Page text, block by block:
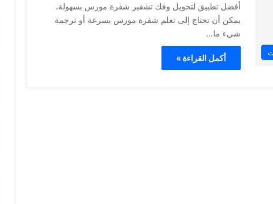
أفضل تطبيق لتحويل وفك تشفير شفرة مورس بسهولة.
يمكن أن تحتاج إلى تعلم شفرة مورس بسرعة أو ترجمة
شيء ما…
أكمل القراءة »